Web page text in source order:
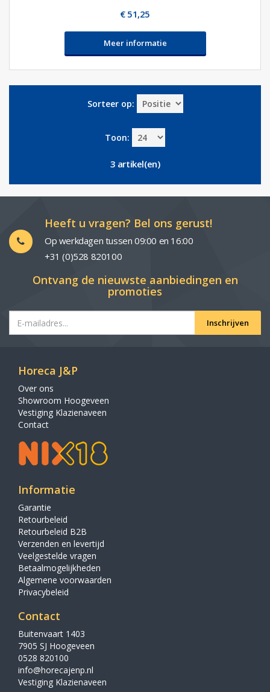
€ 51,25
Meer informatie
Sorteer op:
Toon:
3 artikel(en)
Heeft u vragen? Bel ons gerust!
Op werkdagen tussen 09:00 en 16:00
+31 (0)528 820100
Ontvang de nieuwste aanbiedingen en
promoties
Inschrijven
Horeca J&P
Over ons
Showroom Hoogeveen
Vestiging Klazienaveen
Contact
Informatie
Garantie
Retourbeleid
Retourbeleid B2B
Verzenden en levertijd
Veelgestelde vragen
Betaalmogelijkheden
Algemene voorwaarden
Privacybeleid
Contact
Buitenvaart 1403
7905 SJ Hoogeveen
0528 820100
info@horecajenp.nl
Vestiging Klazienaveen